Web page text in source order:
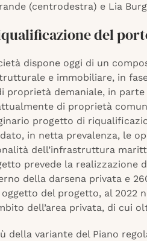
(centrodestra) e Lia
del
dispone oggi di un
e immobiliare, in
proprietà demaniale, in
di proprietà
progetto di
in netta prevalenza, le
dell’infrastruttura
prevede la realizzazione
della darsena privata e
oggetto del progetto, al 2022
dell’area privata, di cui
della variante del Piano